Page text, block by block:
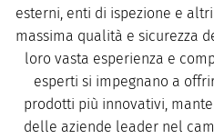
esterni, enti di ispezione e
massima qualità e sicurezza
loro vasta esperienza e
esperti si impegnano a
prodotti più innovativi,
delle aziende leader nel